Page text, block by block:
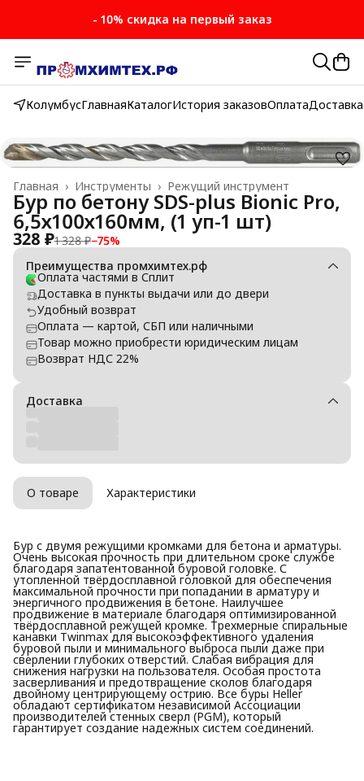
- 10% скидка на первый заказ
КолумбусГлавнаяКаталогИстория заказовОплатаДоставка
Режущий инструмент
Инструменты ›
Главная ›
Бур по бетону SDS-plus Bionic Pro,
6,5х100х160мм, (1 уп-1 шт)
328 ₽1 328 ₽−75%
Преимущества промхимтех.рф
Оплата частями в Сплит
Доставка в пункты выдачи или до двери
Удобный возврат
Оплата — картой, СБП или наличными
Товар можно приобрести юридическим лицам
Возврат НДС 22%
Доставка
О товаре Характеристики
Бур с двумя режущими кромками для бетона и арматуры.
Очень высокая прочность при длительном сроке службе
благодаря запатентованной буровой головке. С
утопленной твёрдосплавной головкой для обеспечения
максимальной прочности при попадании в арматуру и
энергичного продвижения в бетоне. Наилучшее
продвижение в материале благодаря оптимизированной
твёрдосплавной режущей кромкe. Трехмерные спиральные
канавки Twinmax для высокоэффективного удаления
буровой пыли и минимального выброса пыли даже при
сверлении глубоких отверстий. Слабая вибрация для
снижения нагрузки на пользователя. Особая простота
засверливания и предотвращение сколов благодаря
двойному центрирующему острию. Все буры Heller
обладают сертификатом независимой Ассоциации
производителей стенных сверл (PGM), который
гарантирует создание надежных систем соединений.